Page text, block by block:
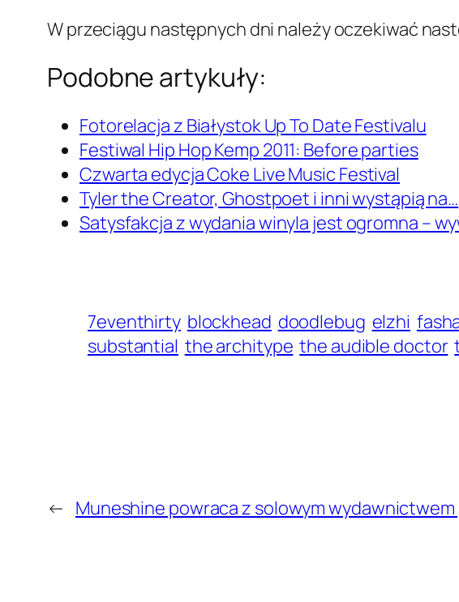
W przeciągu następnych dni należy oczekiwać
Podobne artykuły:
Fotorelacja z Białystok Up To Date Festivalu
Festiwal Hip Hop Kemp 2011: Before parties
Czwarta edycja Coke Live Music Festival
Tyler the Creator, Ghostpoet i inni wystąpią na…
Satysfakcja z wydania winyla jest ogromna –
7eventhirty blockhead doodlebug elzhi
substantial the architype the audible doctor
← Muneshine powraca z solowym wydawnictwem